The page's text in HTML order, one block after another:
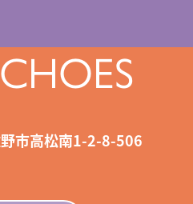
市高松南1-2-8-506